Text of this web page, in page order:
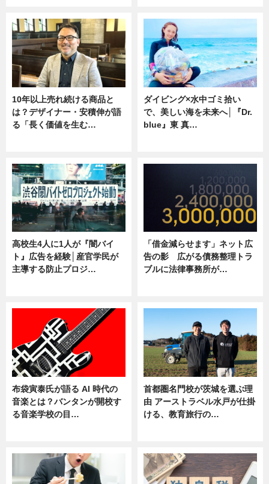
10年以上売れ続ける商品と
は？デザイナー・安積伸が語
る「長く価値を生む…
ダイビング×水中ゴミ拾い
で、美しい海を未来へ│『Dr.
blue』東 真…
高校生4人に1人が『闇バイ
ト』広告を経験│産官学民が
主導する防止プロジ…
「借金減らせます」ネット広
告の影 広がる債務整理トラ
ブルに法律事務所が…
布袋寅泰氏が語る AI 時代の
音楽とは？バンタンが開校す
る音楽学校の目…
首都圏名門校が茨城を選ぶ理
由 アーストラベル水戸が仕掛
ける、教育旅行の…